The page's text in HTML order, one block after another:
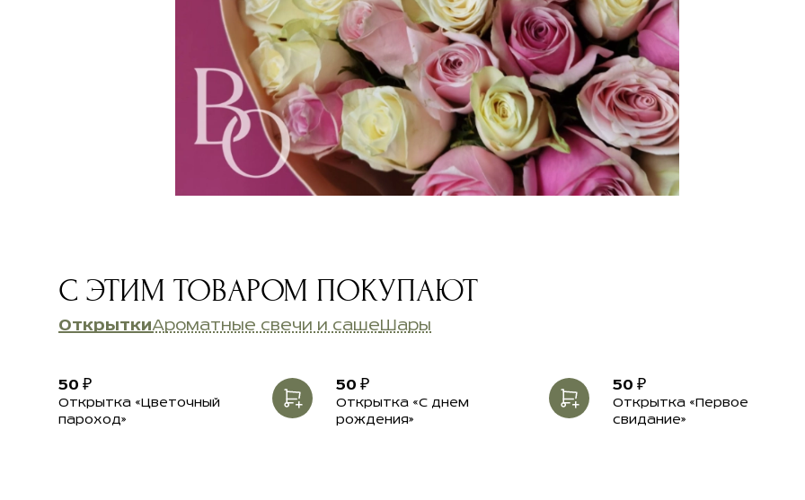
С ЭТИМ ТОВАРОМ ПОКУПАЮТ
ОткрыткиАроматные свечи и сашеШары
Открытка «Цветочный
пароход»
50 ₽
Открытка «С днем
рождения»
50 ₽
Открытка «Первое
свидание»
50 ₽